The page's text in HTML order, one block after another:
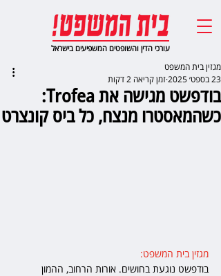
עורכי הדין והשופטים המשפיעים בישראל
בודפשט מגישה את Trofea:
כשהמאסטרו מנצח, כל ביס קונצרט
מגזין בית המשפט
23 בספט׳ 2025
זמן קריאה 2 דקות
מגזין בית המשפט:
בודפשט נוגעת בחושים. אורות הרחוב, ההמון